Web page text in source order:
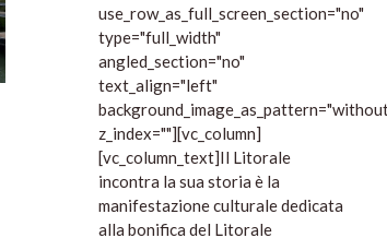
use_row_as_full_screen_section="no"
type="full_width"
angled_section="no"
text_align="left"
z_index=""][vc_column]
[vc_column_text]Il Litorale
incontra la sua storia è la
manifestazione culturale dedicata
alla bonifica del Litorale